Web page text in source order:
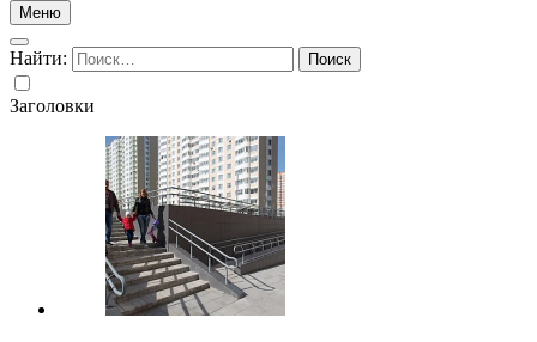
Меню
Найти:
Заголовки